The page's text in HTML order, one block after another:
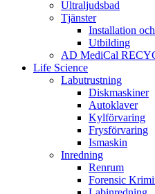
Ultraljudsbad
Tjänster
Installation
Utbilding
AD MediCal
Life Science
Labutrustning
Diskmaskiner
Autoklaver
Kylförvaring
Frysförvaring
Ismaskin
Inredning
Renrum
Forensic